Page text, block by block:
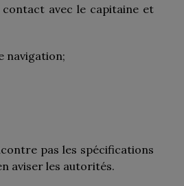
avec le capitaine et
navigation;
pas les spécifications
aviser les autorités.